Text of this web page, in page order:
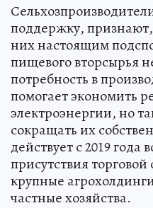
поддержку, признают,
них настоящим
пищевого вторсырья
потребность в
помогает экономить
электроэнергии, но
сокращать их
действует с 2019 года
присутствия
крупные
частные хозяйства.